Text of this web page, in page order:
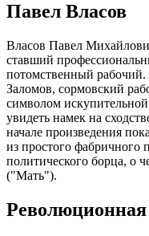
Павел Власов
Власов Павел
ставший
потомственный
Заломов, сормовский
символом
увидеть намек на
начале произведения
из простого фабричного
политического борца, о
("Мать").
Революционная